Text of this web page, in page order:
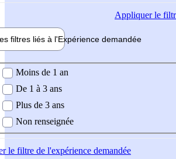
Appliquerle
filtres liés à l'Expérience demandée
demandée
Moins de 1 an
De 1 à 3 ans
Plus de 3 ans
Non renseignée
le filtre de l'expérience demandée